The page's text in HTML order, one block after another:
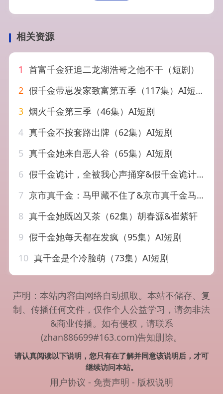
相关资源
1 首富千金狂追二龙湖浩哥之他不干（短剧）
2 假千金带崽发家致富第五季（117集）AI短剧
3 烟火千金第三季（46集）AI短剧
4 真千金不按套路出牌（62集）AI短剧
5 真千金她来自恶人谷（65集）AI短剧
6 假千金诡计，全被我心声捅穿&假千金诡计全被我心声捅穿（52集）AI短剧
7 京市真千金：马甲藏不住了&京市真千金马甲藏不住了（66集）AI短剧
8 真千金她既凶又茶（62集）胡春源&崔紫轩
9 假千金她每天都在发疯（95集）AI短剧
10 真千金是个冷脸萌（73集）AI短剧
声明：本站内容由网络自动抓取。本站不储存、复
制、传播任何文件，仅作个人公益学习，请勿非法
&商业传播。如有侵权，请联系
(zhan886699#163.com)告知删除。
请认真阅读以下说明，您只有在了解并同意该说明后，才可
继续访问本站。
用户协议 - 免责声明 - 版权说明